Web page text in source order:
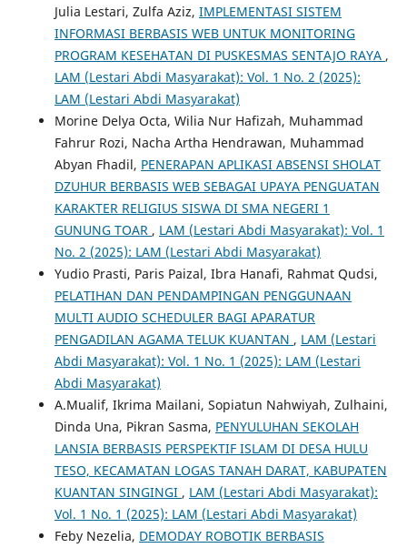
Julia Lestari, Zulfa Aziz, IMPLEMENTASI SISTEM
INFORMASI BERBASIS WEB UNTUK MONITORING
PROGRAM KESEHATAN DI PUSKESMAS SENTAJO RAYA ,
LAM (Lestari Abdi Masyarakat): Vol. 1 No. 2 (2025):
LAM (Lestari Abdi Masyarakat)
Morine Delya Octa, Wilia Nur Hafizah, Muhammad
Fahrur Rozi, Nacha Artha Hendrawan, Muhammad
Abyan Fhadil, PENERAPAN APLIKASI ABSENSI SHOLAT
DZUHUR BERBASIS WEB SEBAGAI UPAYA PENGUATAN
KARAKTER RELIGIUS SISWA DI SMA NEGERI 1
GUNUNG TOAR , LAM (Lestari Abdi Masyarakat): Vol. 1
No. 2 (2025): LAM (Lestari Abdi Masyarakat)
Yudio Prasti, Paris Paizal, Ibra Hanafi, Rahmat Qudsi,
PELATIHAN DAN PENDAMPINGAN PENGGUNAAN
MULTI AUDIO SCHEDULER BAGI APARATUR
PENGADILAN AGAMA TELUK KUANTAN , LAM (Lestari
Abdi Masyarakat): Vol. 1 No. 1 (2025): LAM (Lestari
Abdi Masyarakat)
A.Mualif, Ikrima Mailani, Sopiatun Nahwiyah, Zulhaini,
Dinda Una, Pikran Sasma, PENYULUHAN SEKOLAH
LANSIA BERBASIS PERSPEKTIF ISLAM DI DESA HULU
TESO, KECAMATAN LOGAS TANAH DARAT, KABUPATEN
KUANTAN SINGINGI , LAM (Lestari Abdi Masyarakat):
Vol. 1 No. 1 (2025): LAM (Lestari Abdi Masyarakat)
Feby Nezelia, DEMODAY ROBOTIK BERBASIS